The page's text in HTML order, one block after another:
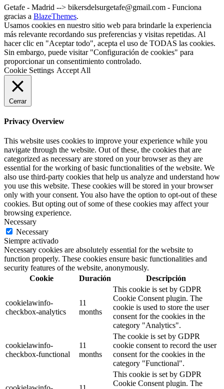
Getafe - Madrid --> bikersdelsurgetafe@gmail.com - Funciona
gracias a BlazeThemes.
Usamos cookies en nuestro sitio web para brindarle la experiencia
más relevante recordando sus preferencias y visitas repetidas. Al
hacer clic en "Aceptar todo", acepta el uso de TODAS las cookies.
Sin embargo, puede visitar "Configuración de cookies" para
proporcionar un consentimiento controlado.
Cookie Settings Accept All
Cerrar
Privacy Overview
This website uses cookies to improve your experience while you
navigate through the website. Out of these, the cookies that are
categorized as necessary are stored on your browser as they are
essential for the working of basic functionalities of the website. We
also use third-party cookies that help us analyze and understand how
you use this website. These cookies will be stored in your browser
only with your consent. You also have the option to opt-out of these
cookies. But opting out of some of these cookies may affect your
browsing experience.
Necessary
Necessary
Siempre activado
Necessary cookies are absolutely essential for the website to
function properly. These cookies ensure basic functionalities and
security features of the website, anonymously.
Cookie
Duración Descripción
cookielawinfo-
checkbox-analytics
11
months
This cookie is set by GDPR
Cookie Consent plugin. The
cookie is used to store the user
consent for the cookies in the
category "Analytics".
cookielawinfo-
checkbox-functional
11
months
The cookie is set by GDPR
cookie consent to record the user
consent for the cookies in the
category "Functional".
This cookie is set by GDPR
Cookie Consent plugin. The